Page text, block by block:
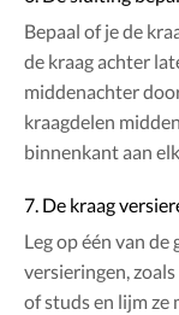
Bepaal of je de
de kraag achter
middenachter
kraagdelen
binnenkant aan
7. De kraag
Leg op één van
versieringen,
of studs en lijm ze